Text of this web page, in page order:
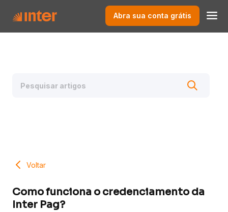
Abra sua conta grátis
Voltar
Como funciona o credenciamento da
Inter Pag?